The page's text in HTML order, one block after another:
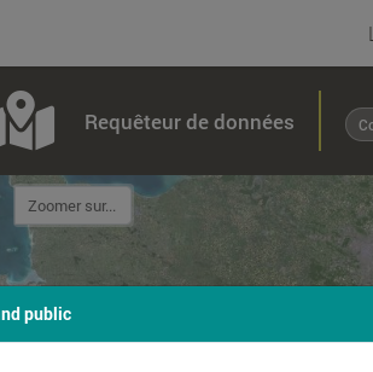
Requêteur de données
public